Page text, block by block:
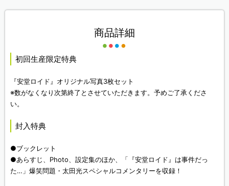
商品詳細
初回生産限定特典
『安堂ロイド』オリジナル写真3枚セット
※数がなくなり次第終了とさせていただきます。予めご了承くださ
い。
封入特典
●ブックレット
●あらすじ、Photo、設定集のほか、「『安堂ロイド』は事件だっ
た…」爆笑問題・太田光スペシャルコメンタリーを収録！